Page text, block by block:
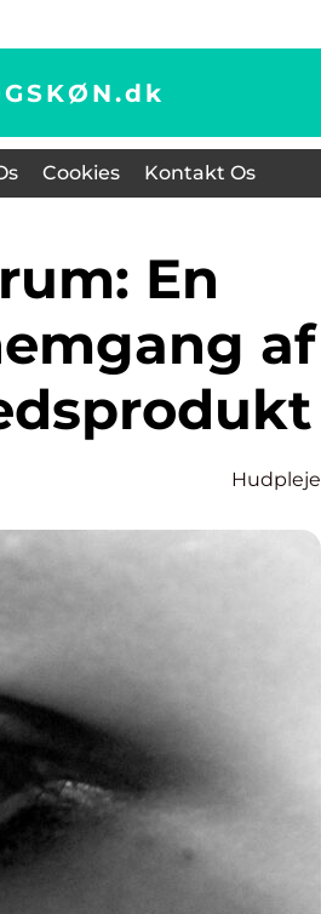
dk
Cookies Kontakt Os
af
Hudpleje